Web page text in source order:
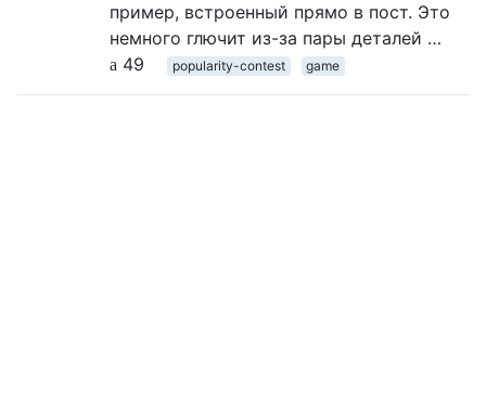
пример, встроенный прямо в пост. Это
немного глючит из-за пары деталей …
49
popularity-contest game